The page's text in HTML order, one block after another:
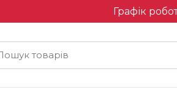
Графік